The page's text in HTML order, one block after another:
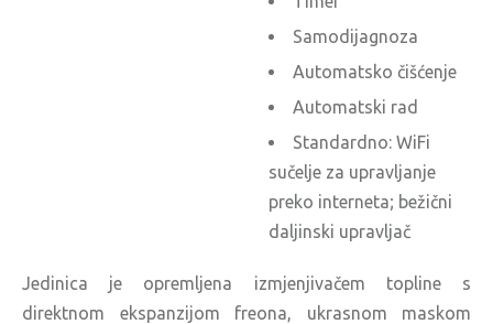
Samodijagnoza
Automatsko čišćenje
Automatski rad
Standardno: WiFi
sučelje za upravljanje
preko interneta; bežični
daljinski upravljač
Jedinica je opremljena izmjenjivačem topline s
direktnom ekspanzijom freona, ukrasnom maskom